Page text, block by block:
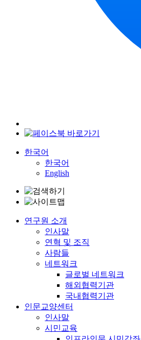
한국어
한국어
English
연구원 소개
인사말
연혁 및 조직
사람들
네트워크
글로벌 네트워크
해외협력기관
국내협력기관
인문교양센터
인사말
시민교육